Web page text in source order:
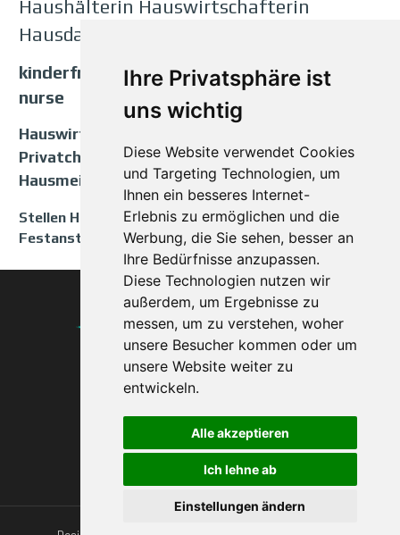
Ihre Privatsphäre ist
uns wichtig
Diese Website verwendet Cookies
und Targeting Technologien, um
Ihnen ein besseres Internet-
Erlebnis zu ermöglichen und die
Werbung, die Sie sehen, besser an
Ihre Bedürfnisse anzupassen.
Diese Technologien nutzen wir
außerdem, um Ergebnisse zu
messen, um zu verstehen, woher
unsere Besucher kommen oder um
unsere Website weiter zu
entwickeln.
Alle akzeptieren
Ich lehne ab
Einstellungen ändern
Haushälterin Hauswirtschafterin
Hausdame Personalagentur
kinderfrau nanny midnight nanny maternity
nurse
Hauswirtschafterin Köchin Ditäkoch
Privatchauffeur Hausmeister
Hausmeisterehepaar
Stellen Hauspersonal Vollzeit Teilzeit
Festanstellung
Agentur ohne
Grenzen
seit 1993
Impressum